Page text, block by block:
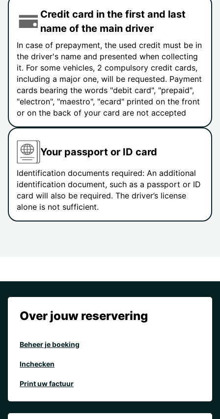
Credit card in the first and last
name of the main driver
In case of prepayment, the used credit must be in
the driver's name and presented when collecting
it. For some vehicles, 2 compulsory credit cards,
including a major one, will be requested. Payment
cards bearing the words "debit card", "prepaid",
"electron", "maestro", "ecard" printed on the front
or on the back of your card are not accepted
Your passport or ID card
Identification documents required: An additional
identification document, such as a passport or ID
card will also be required. The driver’s license
alone is not sufficient.
Over jouw reservering
Beheer je boeking
Inchecken
Print uw factuur